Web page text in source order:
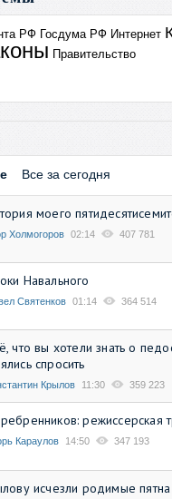
РФ Госдума РФ Интернет
Правительство
Все за сегодня
моего
Холмогоров 02:14 407 781
Навального
Святенков 01:14 364 514
что вы хотели знать о
спросить
Крылов 11:30 359 223
режиссерская
Караулов 14:50 347 193
исчезли родимые пятна